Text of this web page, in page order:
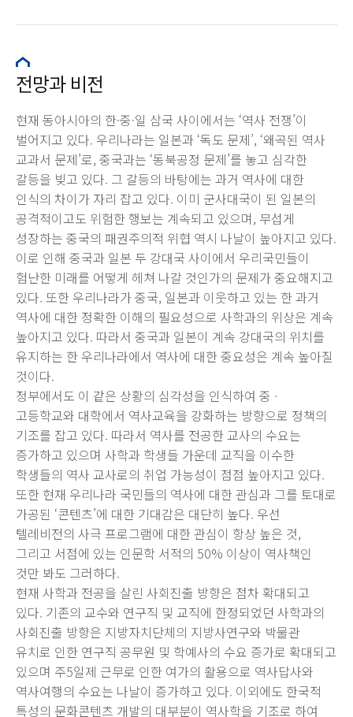
전망과 비전
현재 동아시아의 한·중·일 삼국 사이에서는 ‘역사 전쟁’이
벌어지고 있다. 우리나라는 일본과 ‘독도 문제’, ‘왜곡된 역사
교과서 문제’로, 중국과는 ‘동북공정 문제’를 놓고 심각한
갈등을 빚고 있다. 그 갈등의 바탕에는 과거 역사에 대한
인식의 차이가 자리 잡고 있다. 이미 군사대국이 된 일본의
공격적이고도 위험한 행보는 계속되고 있으며, 무섭게
성장하는 중국의 패권주의적 위협 역시 나날이 높아지고 있다.
이로 인해 중국과 일본 두 강대국 사이에서 우리국민들이
험난한 미래를 어떻게 헤쳐 나갈 것인가의 문제가 중요해지고
있다. 또한 우리나라가 중국, 일본과 이웃하고 있는 한 과거
역사에 대한 정확한 이해의 필요성으로 사학과의 위상은 계속
높아지고 있다. 따라서 중국과 일본이 계속 강대국의 위치를
유지하는 한 우리나라에서 역사에 대한 중요성은 계속 높아질
것이다.
정부에서도 이 같은 상황의 심각성을 인식하여 중 ·
고등학교와 대학에서 역사교육을 강화하는 방향으로 정책의
기조를 잡고 있다. 따라서 역사를 전공한 교사의 수요는
증가하고 있으며 사학과 학생들 가운데 교직을 이수한
학생들의 역사 교사로의 취업 가능성이 점점 높아지고 있다.
또한 현재 우리나라 국민들의 역사에 대한 관심과 그를 토대로
가공된 ‘콘텐츠’에 대한 기대감은 대단히 높다. 우선
텔레비전의 사극 프로그램에 대한 관심이 항상 높은 것,
그리고 서점에 있는 인문학 서적의 50% 이상이 역사책인
것만 봐도 그러하다.
현재 사학과 전공을 살린 사회진출 방향은 점차 확대되고
있다. 기존의 교수와 연구직 및 교직에 한정되었던 사학과의
사회진출 방향은 지방자치단체의 지방사연구와 박물관
유치로 인한 연구직 공무원 및 학예사의 수요 증가로 확대되고
있으며 주5일제 근무로 인한 여가의 활용으로 역사답사와
역사여행의 수요는 나날이 증가하고 있다. 이외에도 한국적
특성의 문화콘텐츠 개발의 대부분이 역사학을 기조로 하여